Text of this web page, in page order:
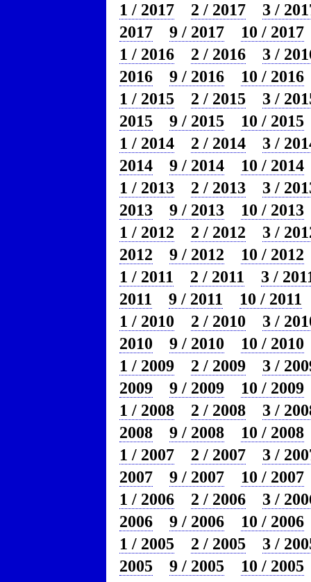
1 / 2017
2 / 2017
3 /
2017
9 / 2017
10 / 2017
1 / 2016
2 / 2016
3 /
2016
9 / 2016
10 / 2016
1 / 2015
2 / 2015
3 /
2015
9 / 2015
10 / 2015
1 / 2014
2 / 2014
3 /
2014
9 / 2014
10 / 2014
1 / 2013
2 / 2013
3 /
2013
9 / 2013
10 / 2013
1 / 2012
2 / 2012
3 /
2012
9 / 2012
10 / 2012
1 / 2011
2 / 2011
3 /
2011
9 / 2011
10 / 2011
1 / 2010
2 / 2010
3 /
2010
9 / 2010
10 / 2010
1 / 2009
2 / 2009
3 /
2009
9 / 2009
10 / 2009
1 / 2008
2 / 2008
3 /
2008
9 / 2008
10 / 2008
1 / 2007
2 / 2007
3 /
2007
9 / 2007
10 / 2007
1 / 2006
2 / 2006
3 /
2006
9 / 2006
10 / 2006
1 / 2005
2 / 2005
3 /
2005
9 / 2005
10 / 2005